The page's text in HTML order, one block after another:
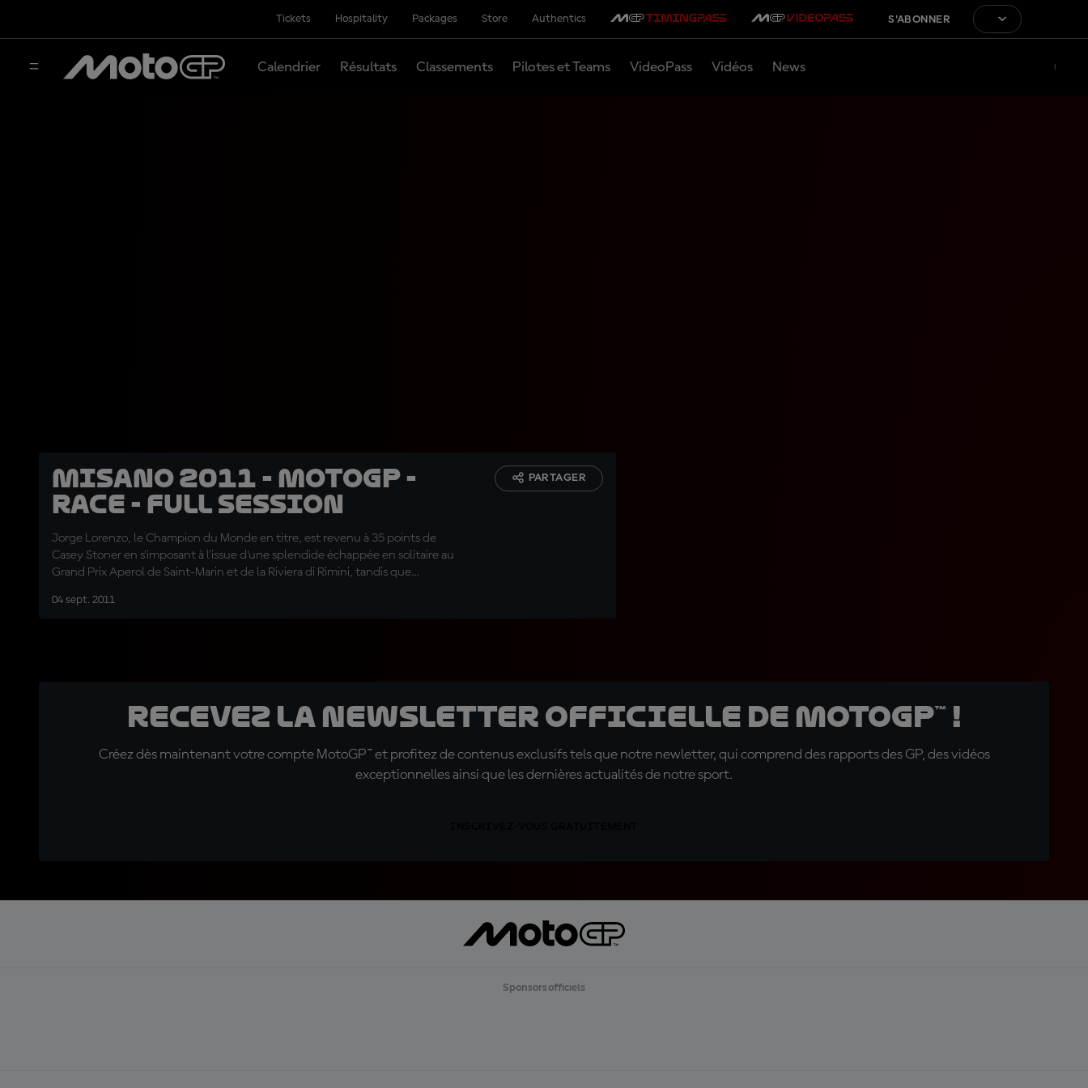
Tickets Hospitality Packages Store Authentics S'ABONNER
Calendrier Résultats Classements Pilotes et Teams VideoPass Vidéos News
Misano 2011 - MotoGP -
Race - Full session
Jorge Lorenzo, le Champion du Monde en titre, est revenu à 35 points de
Casey Stoner en s'imposant à l'issue d'une splendide échappée en solitaire au
Grand Prix Aperol de Saint-Marin et de la Riviera di Rimini, tandis que
04 sept. 2011
PARTAGER
Recevez la Newsletter officielle de MotoGP™ !
Créez dès maintenant votre compte MotoGP™ et profitez de contenus exclusifs tels que notre newletter, qui comprend des rapports des GP, des vidéos
exceptionnelles ainsi que les dernières actualités de notre sport.
Sponsors officiels